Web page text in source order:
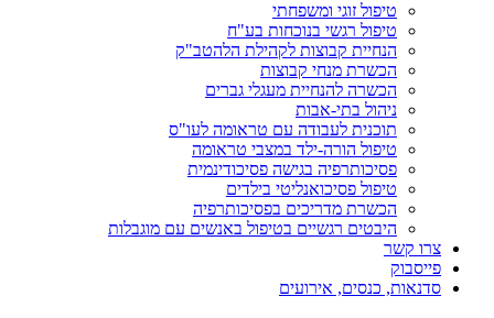
טיפול זוגי ומשפחתי
טיפול רגשי בנוכחות בע"ח
הנחיית קבוצות לקהילת הלהטב"ק
הכשרת מנחי קבוצות
הכשרה להנחיית מעגלי גברים
ניהול בתי-אבות
תוכנית לעבודה עם טראומה לעו"ס
טיפול הורה-ילד במצבי טראומה
פסיכותרפיה בגישה פסיכודינמית
טיפול פסיכואנליטי בילדים
הכשרת מדריכים בפסיכותרפיה
היבטים רגשיים בטיפול באנשים עם מוגבלות
צרו קשר
פייסבוק
סדנאות, כנסים, אירועים